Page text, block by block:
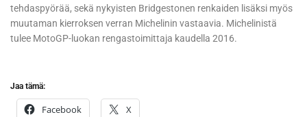
tehdaspyörää, sekä nykyisten Bridgestonen renkaiden lisäksi myös
muutaman kierroksen verran Michelinin vastaavia. Michelinistä
tulee MotoGP-luokan rengastoimittaja kaudella 2016.
Jaa tämä:
Facebook X